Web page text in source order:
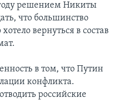
решением Никиты
что большинство
вернуться в состав
в том, что Путин
конфликта.
российские